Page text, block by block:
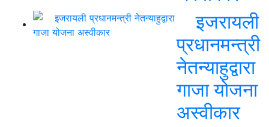
इजरायली
प्रधानमन्त्री
नेतन्याहुद्वारा
गाजा योजना
अस्वीकार